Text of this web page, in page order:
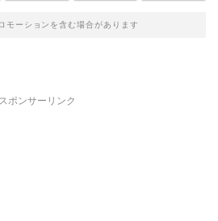
モーションを含む場合があります
スポンサーリンク